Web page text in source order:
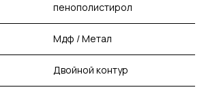
пенополистирол
Мдф / Метал
Двойной контур